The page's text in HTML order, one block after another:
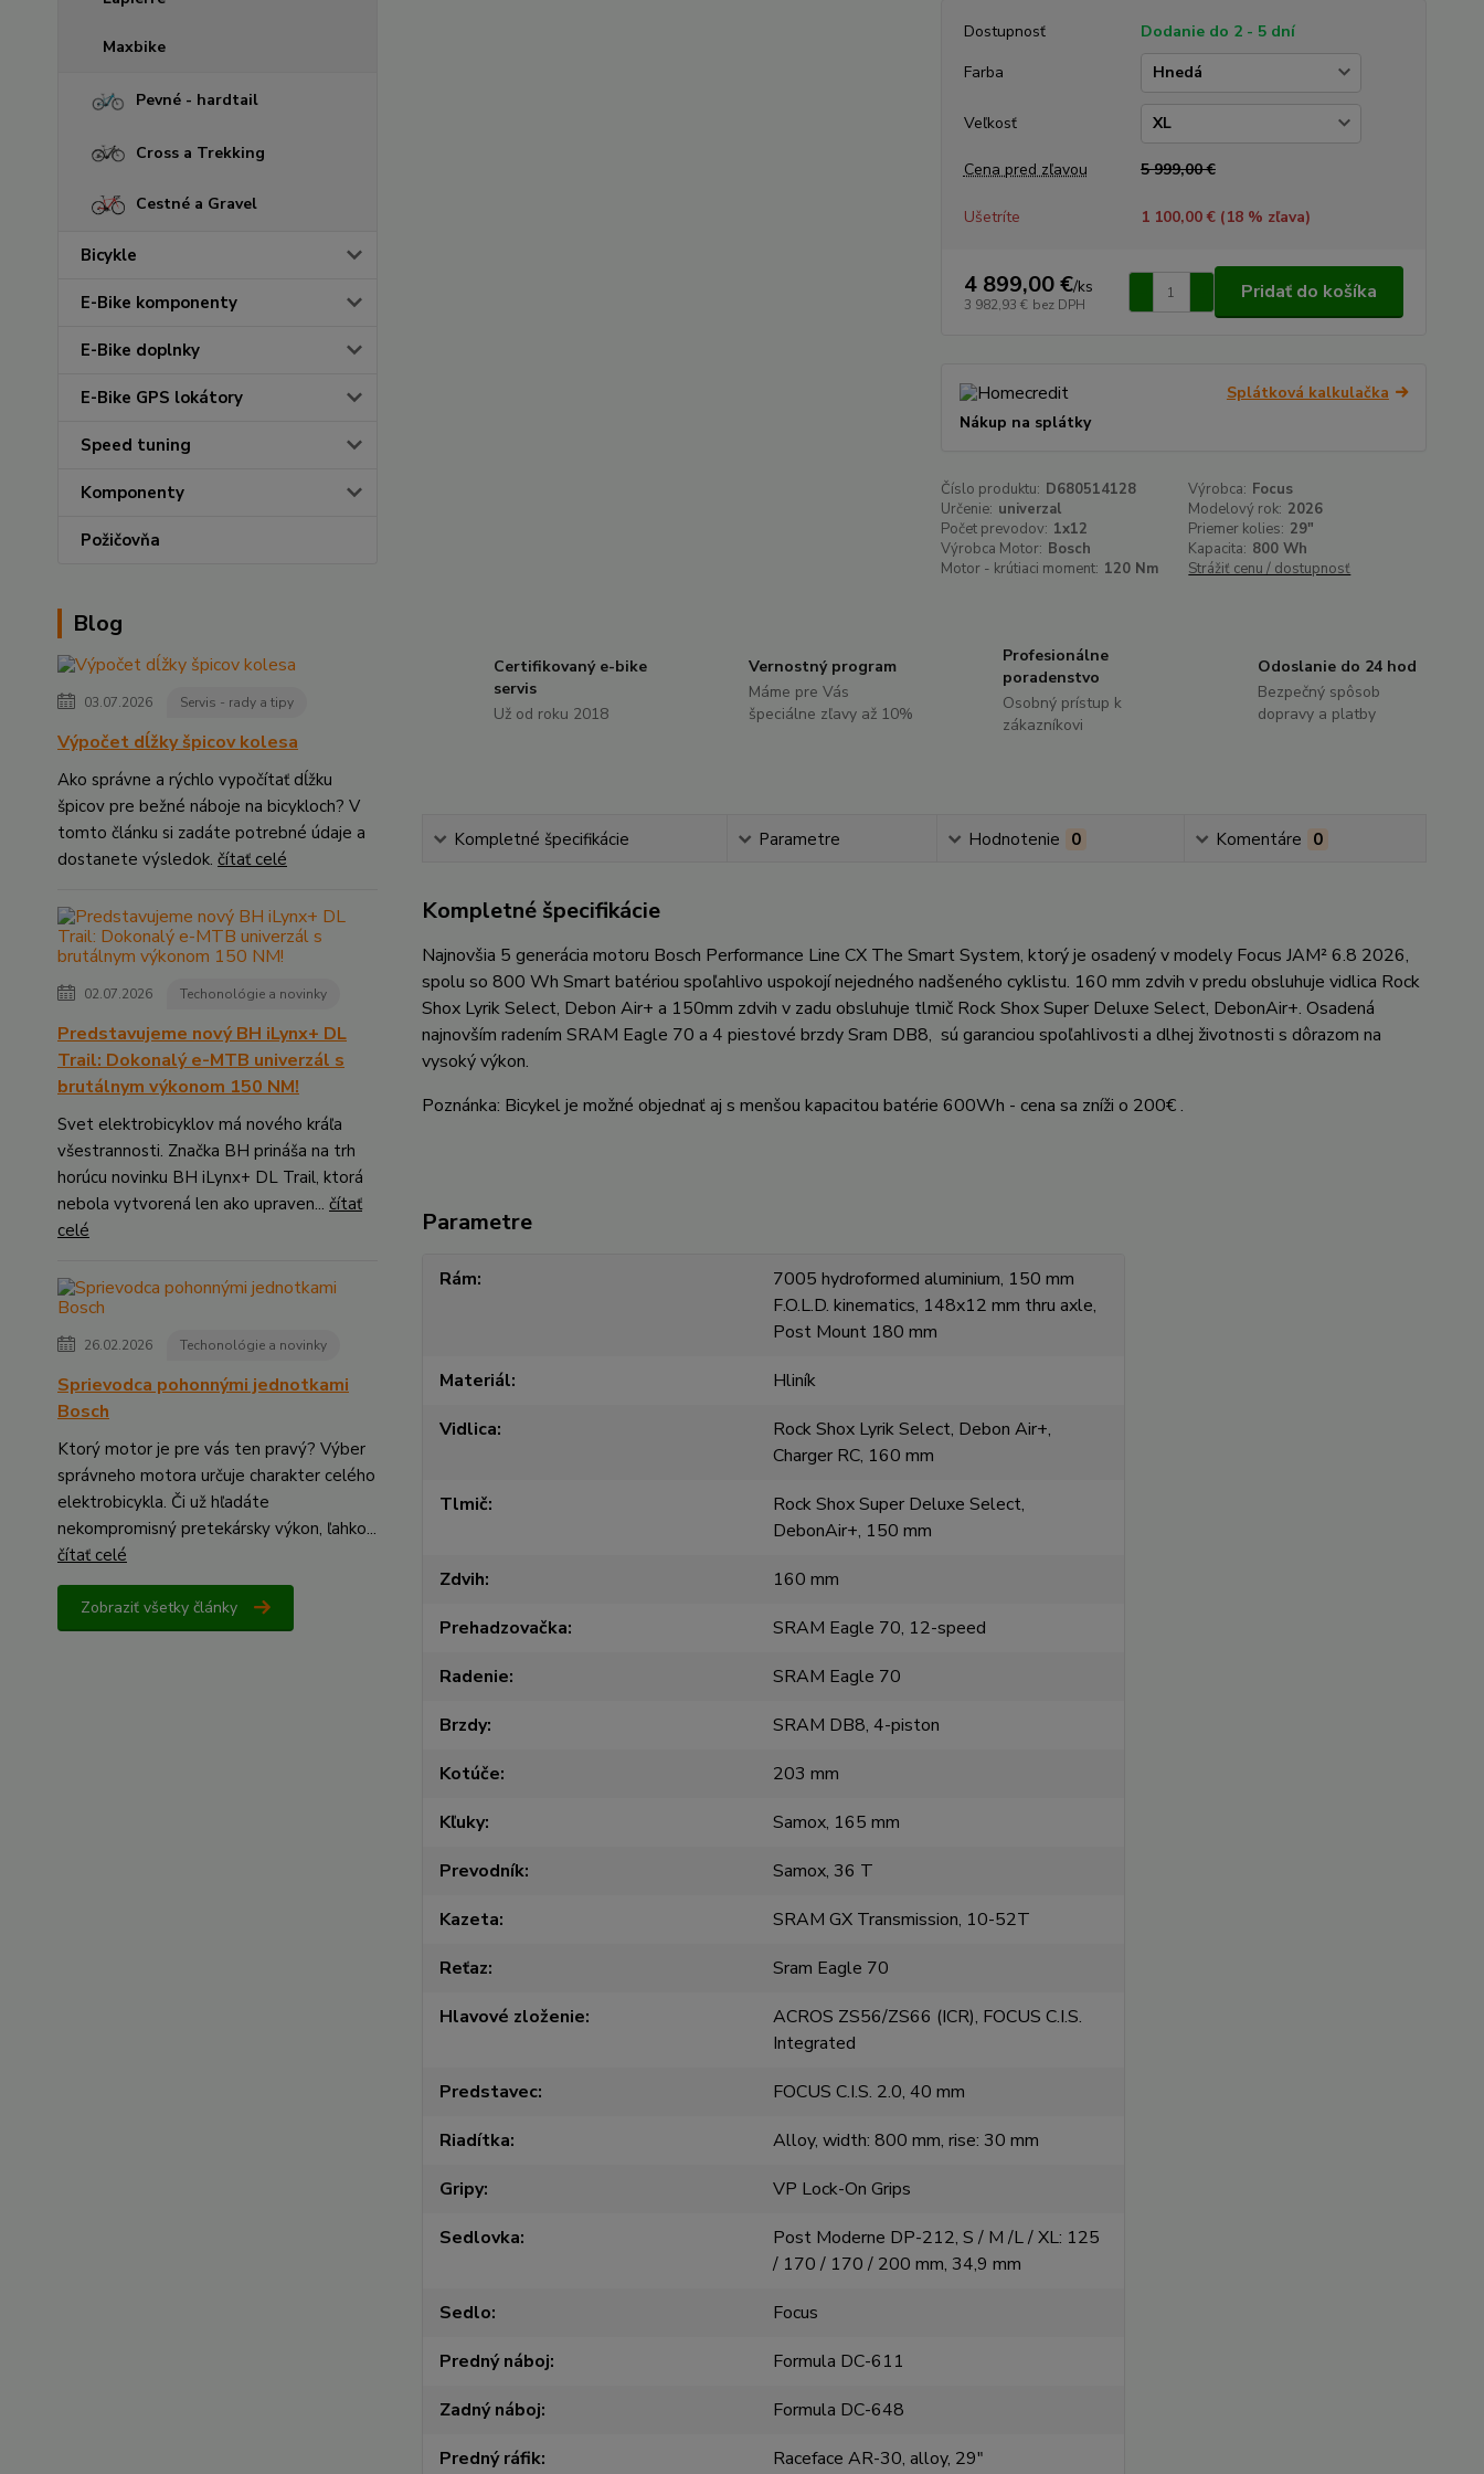
Maxbike
Pevné - hardtail
Cross a Trekking
Cestné a Gravel
Bicykle
E-Bike komponenty
E-Bike doplnky
E-Bike GPS lokátory
Speed tuning
Komponenty
Požičovňa
Blog
03.07.2026 Servis - rady a tipy
Výpočet dĺžky špicov kolesa
Ako správne a rýchlo vypočítať dĺžku
špicov pre bežné náboje na bicykloch? V
tomto článku si zadáte potrebné údaje a
dostanete výsledok. čítať celé
02.07.2026 Techonológie a novinky
Predstavujeme nový BH iLynx+ DL
Trail: Dokonalý e-MTB univerzál s
brutálnym výkonom 150 NM!
Svet elektrobicyklov má nového kráľa
všestrannosti. Značka BH prináša na trh
horúcu novinku BH iLynx+ DL Trail, ktorá
nebola vytvorená len ako upraven... čítať
celé
26.02.2026 Techonológie a novinky
Sprievodca pohonnými jednotkami
Bosch
Ktorý motor je pre vás ten pravý? Výber
správneho motora určuje charakter celého
elektrobicykla. Či už hľadáte
nekompromisný pretekársky výkon, ľahko...
čítať celé
Zobraziť všetky články
Dostupnosť
Dodanie do 2 - 5 dní
Farba
Veľkosť
Cena pred zľavou 5 999,00 €
Ušetríte 1 100,00 € (18% zľava)
4 899,00 €/ks
3 982,93 € bez DPH
Pridať do košíka
Splátková kalkulačka
Nákup na splátky
Číslo produktu: D680514128 Výrobca: Focus
Určenie: univerzal Modelový rok: 2026
Počet prevodov: 1x12 Priemer kolies: 29"
Výrobca Motor: Bosch Kapacita: 800 Wh
Motor - krútiaci moment: 120 Nm Strážiť cenu / dostupnosť
Certifikovaný e-bike
servis
Už od roku 2018
Vernostný program
Máme pre Vás
špeciálne zľavy až 10%
Profesionálne
poradenstvo
Osobný prístup k
zákazníkovi
Odoslanie do 24 hod
Bezpečný spôsob
dopravy a platby
Kompletné špecifikácie Parametre Hodnotenie 0 Komentáre 0
Kompletné špecifikácie
Najnovšia 5 generácia motoru Bosch Performance Line CX The Smart System, ktorý je osadený v modely Focus JAM² 6.8 2026,
spolu so 800 Wh Smart batériou spoľahlivo uspokojí nejedného nadšeného cyklistu. 160 mm zdvih v predu obsluhuje vidlica Rock
Shox Lyrik Select, Debon Air+ a 150mm zdvih v zadu obsluhuje tlmič Rock Shox Super Deluxe Select, DebonAir+. Osadená
najnovším radením SRAM Eagle 70 a 4 piestové brzdy Sram DB8, sú garanciou spoľahlivosti a dlhej životnosti s dôrazom na
vysoký výkon.
Poznánka: Bicykel je možné objednať aj s menšou kapacitou batérie 600Wh - cena sa zníži o 200€ .
Parametre
Rám
7005 hydroformed aluminium, 150 mm
F.O.L.D. kinematics, 148x12 mm thru axle,
Post Mount 180 mm
Materiál
Hliník
Vidlica
Rock Shox Lyrik Select, Debon Air+,
Charger RC, 160 mm
Tlmič
Rock Shox Super Deluxe Select,
DebonAir+, 150 mm
Zdvih
160 mm
Prehadzovačka
SRAM Eagle 70, 12-speed
Radenie
SRAM Eagle 70
Brzdy
SRAM DB8, 4-piston
Kotúče
203 mm
Kľuky
Samox, 165 mm
Prevodník
Samox, 36 T
Kazeta
SRAM GX Transmission, 10-52T
Reťaz
Sram Eagle 70
Hlavové zloženie
ACROS ZS56/ZS66 (ICR), FOCUS C.I.S.
Integrated
Predstavec
FOCUS C.I.S. 2.0, 40 mm
Riadítka
Alloy, width: 800 mm, rise: 30 mm
Gripy
VP Lock-On Grips
Sedlovka
Post Moderne DP-212, S / M /L / XL: 125
/ 170 / 170 / 200 mm, 34,9 mm
Sedlo
Focus
Predný náboj
Formula DC-611
Zadný náboj
Formula DC-648
Predný ráfik
Raceface AR-30, alloy, 29"